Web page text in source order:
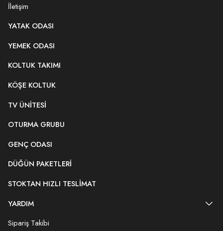
İletişim
YATAK ODASI
YEMEK ODASI
KOLTUK TAKIMI
KÖŞE KOLTUK
TV ÜNITESI
OTURMA GRUBU
GENÇ ODASI
DÜĞÜN PAKETLERI
STOKTAN HIZLI TESLIMAT
YARDIM
Sipariş Takibi